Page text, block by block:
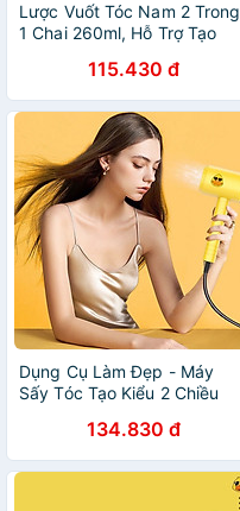
Lược Vuốt Tóc Nam 2 Trong
1 Chai 260ml, Hỗ Trợ Tạo
115.430 đ
Dụng Cụ Làm Đẹp - Máy
Sấy Tóc Tạo Kiểu 2 Chiều
Chế Độ Sấy Nhỏ Gọn Tiện
Lợi Khi Đi Du Lịch
134.830 đ